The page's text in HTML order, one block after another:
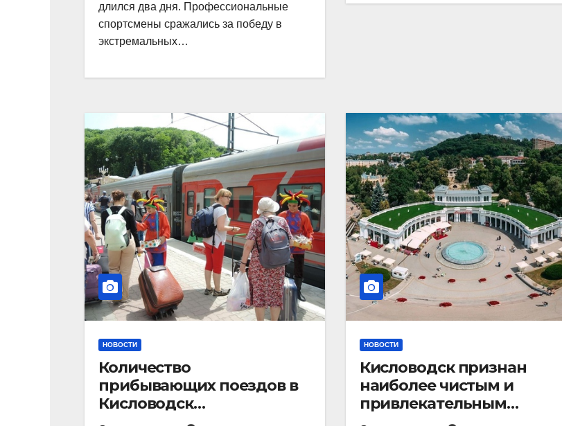
длился два дня. Профессиональные
спортсмены сражались за победу в
экстремальных…
НОВОСТИ
Количество
прибывающих поездов в
Кисловодск
стремительно
НОВОСТИ
Кисловодск признан
наиболее чистым и
привлекательным
курортным городом в